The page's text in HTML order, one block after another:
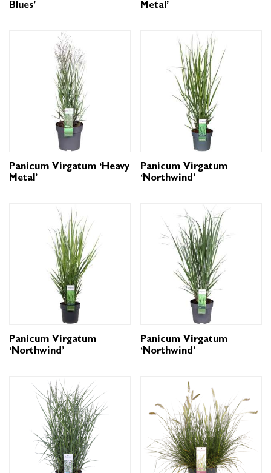
Blues’
Metal’
Panicum Virgatum ‘Heavy
Metal’
Panicum Virgatum
‘Northwind’
Panicum Virgatum
‘Northwind’
Panicum Virgatum
‘Northwind’